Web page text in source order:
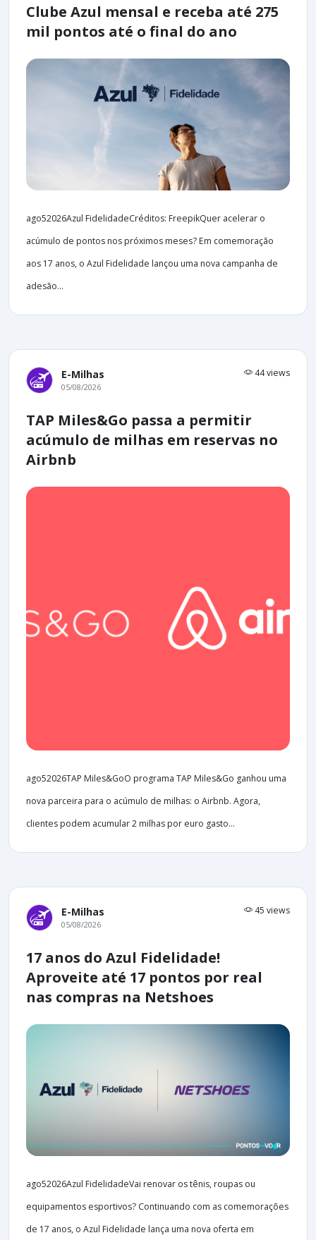
Clube Azul mensal e receba até 275
mil pontos até o final do ano
ago52026Azul FidelidadeCréditos: FreepikQuer acelerar o
acúmulo de pontos nos próximos meses? Em comemoração
aos 17 anos, o Azul Fidelidade lançou uma nova campanha de
adesão...
E-Milhas 44 views
05/08/2026
TAP Miles&Go passa a permitir
acúmulo de milhas em reservas no
Airbnb
ago52026TAP Miles&GoO programa TAP Miles&Go ganhou uma
nova parceira para o acúmulo de milhas: o Airbnb. Agora,
clientes podem acumular 2 milhas por euro gasto...
E-Milhas 45 views
05/08/2026
17 anos do Azul Fidelidade!
Aproveite até 17 pontos por real
nas compras na Netshoes
ago52026Azul FidelidadeVai renovar os tênis, roupas ou
equipamentos esportivos? Continuando com as comemorações
de 17 anos, o Azul Fidelidade lança uma nova oferta em